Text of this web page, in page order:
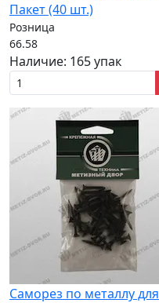
Пакет (40 шт.)
Розница
66.58
Наличие: 165 упак
Саморез по металлу для